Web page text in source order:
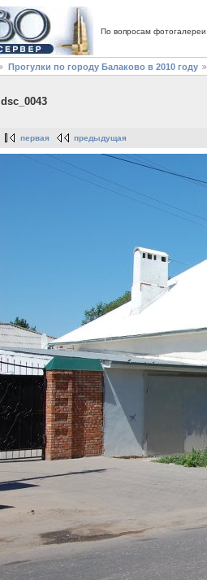
По вопросам
Прогулки по городу Балаково в 2010 году
dsc_0043
первая предыдущая